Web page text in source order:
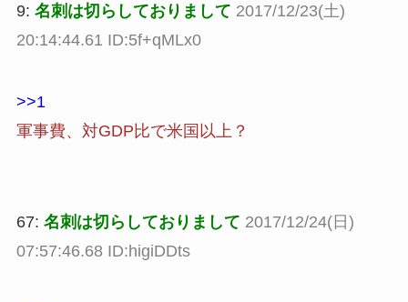
9: 名刺は切らしておりまして 2017/12/23(土)
20:14:44.61 ID:5f+qMLx0
>>1
軍事費、対GDP比で米国以上？
67: 名刺は切らしておりまして 2017/12/24(日)
07:57:46.68 ID:higiDDts